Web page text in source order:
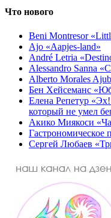
Что нового
Beni Montresor
Ajo «Aapjes-land»
André Letria
Alessandro Sanna
Alberto Morales
Бен Хейсеманс
Елена Репетур
который не умел
Акико Миякоси
Гастрономическое
Сергей Любаев